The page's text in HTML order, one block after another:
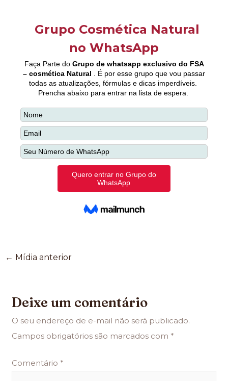
← Mídia anterior
Deixe um comentário
O seu endereço de e-mail não será publicado.
Campos obrigatórios são marcados com *
Comentário *